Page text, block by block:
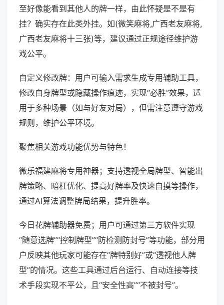
至好像能看到其他人的牌一样，由此怀疑是不是有
挂？确实存在此类外挂。如(微笑麻将,广西老友麻将,
广西老友麻将十三张)等，建议通过正规途径维护游
戏公平。
自定义修改牌：用户可输入需求生成专用辅助工具，
修改自身牌型或隐藏操作痕迹，实现“必胜”效果，适
用于多种场景（如与好友对局），但需注意遵守游戏
规则，维护公平环境。
聚焦相关游戏功能优势与特色！
微乐福建麻将专用神器；支持透视全局牌型、智能出
牌策略、暗杠优化、提高好牌率及快速自摸等操作，
通过AI算法调整牌局结果，提升胜率。
今日花牌辅助器免费；用户可通过第三方软件实现
“随意选牌”“控制牌型”“防检测防封号”等功能，部分用
户反映其他玩家可能存在“牌特别好”或“透视他人牌
型”的情况。这些工具通过后台运行、自动连接等技
术手段实现不平公，且“安全性高”“不被封号”。